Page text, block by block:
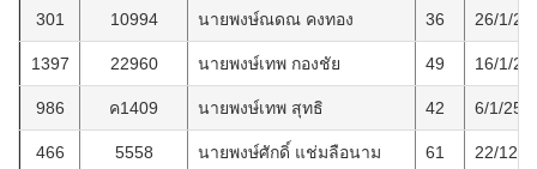
301 10994 นายพงษ์ณดณ คงทอง 36 26/1/
1397 22960 นายพงษ์เทพ กองชัย 49 16/1/
986 ค1409 นายพงษ์เทพ สุทธิ 42 6/1/
466 5558 นายพงษ์ศักดิ์ แช่มลือนาม 61 22/12/